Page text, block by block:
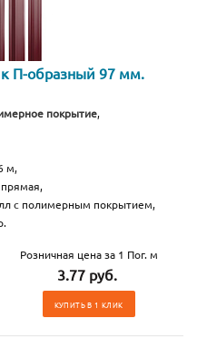
П-образный 97 мм.
покрытие,
м,
с полимерным покрытием,
Розничная цена за 1 Пог. м
3.77 руб.
КУПИТЬ В 1 КЛИК